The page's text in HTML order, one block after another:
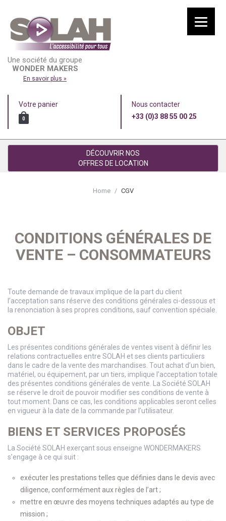
Une société du groupe
WONDER MAKERS
En savoir plus »
Votre panier
0
Nous contacter
+33 (0)3 88 55 00 25
DÉCOUVRIR NOS
OFFRES DE LOCATION
Home / CGV
CONDITIONS GÉNÉRALES DE
VENTE – CONSOMMATEURS
Toute demande de travaux implique de la part du client
l’acceptation sans réserve des conditions générales ci-dessous et
la renonciation à ses propres conditions, sauf convention spéciale.
OBJET
Les présentes conditions générales de ventes visent à définir les
relations contractuelles entre SOLAH et ses clients particuliers
dans le cadre de la vente des marchandises. Tout achat d’un bien,
matériel, ou équipement, par un tiers, implique l’acceptation totale
des présentes conditions générales de vente. La Société SOLAH
se réserve le droit de pouvoir modifier ses conditions de vente à
tout moment. Dans ce cas, les conditions applicables seront celles
en vigueur à la date de la commande par l’utilisateur.
BIENS ET SERVICES PROPOSÉS
La Société SOLAH exerçant sous enseigne WONDERMAKERS
s’engage à ce qui suit :
exécuter les prestations telles que définies dans le devis avec
diligence, conformément aux règles de l’art ;
mettre en œuvre des moyens techniques adaptés au type de
mission ;